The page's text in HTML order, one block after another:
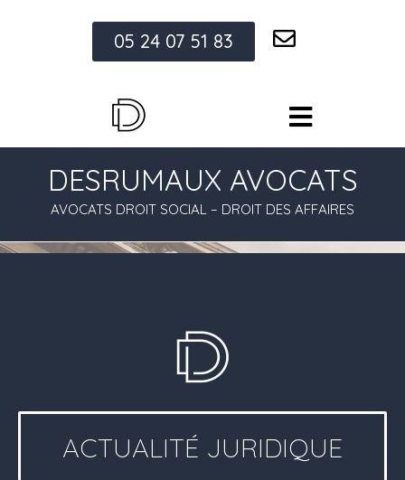
05 24 07 51 83
DESRUMAUX AVOCATS
AVOCATS DROIT SOCIAL – DROIT DES AFFAIRES
ACTUALITÉ JURIDIQUE